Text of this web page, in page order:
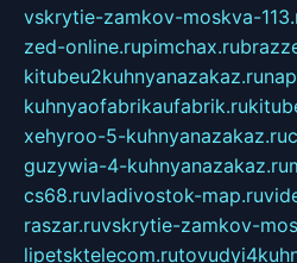
vskrytie-zamkov-moskva-
zed-online.rupimchax.ru
kitubeu2kuhnyanazakaz.ru
kuhnyaofabrikaufabrik.ru
xehyroo-5-kuhnyanazakaz.ru
guzywia-4-kuhnyanazakaz.ru
cs68.ruvladivostok-map.ru
raszar.ruvskrytie-zamkov-
lipetsktelecom.ru